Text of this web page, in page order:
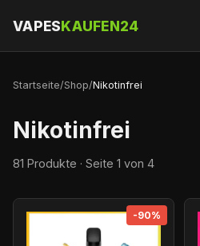
VAPESKAUFEN24
Startseite/Shop/Nikotinfrei
Nikotinfrei
81 Produkte · Seite 1 von 4
-90%